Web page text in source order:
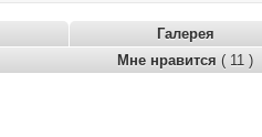
Галерея
Мне нравится ( 11 )